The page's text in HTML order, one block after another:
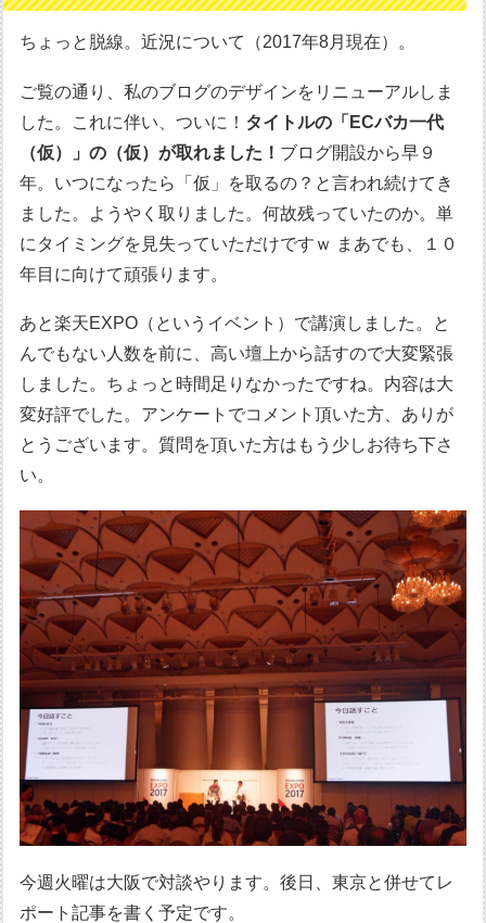
ちょっと脱線。近況について（2017年8月現在）。
ご覧の通り、私のブログのデザインをリニューアルしま
した。これに伴い、ついに！ タイトルの「ECバカ一代
（仮）」の（仮）が取れました！ ブログ開設から早９
年。いつになったら「仮」を取るの？と言われ続けてき
ました。ようやく取りました。何故残っていたのか。単
にタイミングを見失っていただけですｗ まあでも、１０
年目に向けて頑張ります。
あと楽天EXPO（というイベント）で講演しました。と
んでもない人数を前に、高い壇上から話すので大変緊張
しました。ちょっと時間足りなかったですね。内容は大
変好評でした。アンケートでコメント頂いた方、ありが
とうございます。質問を頂いた方はもう少しお待ち下さ
い。
今週火曜は大阪で対談やります。後日、東京と併せてレ
ポート記事を書く予定です。